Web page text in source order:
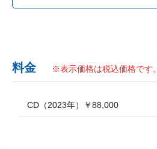
料金 ※表示価格は税込価格です。
CD（2023年）￥88,000